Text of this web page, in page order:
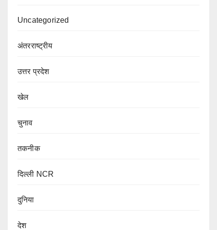
Uncategorized
अंतरराष्ट्रीय
उत्तर प्रदेश
खेल
चुनाव
तकनीक
दिल्ली NCR
दुनिया
देश